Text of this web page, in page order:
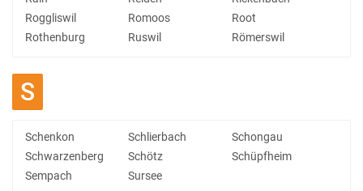
Roggliswil
Romoos
Root
Rothenburg
Ruswil Römerswil
S
Schenkon Schlierbach
Schongau
Schwarzenberg
Schötz
Schüpfheim
Sempach
Sursee